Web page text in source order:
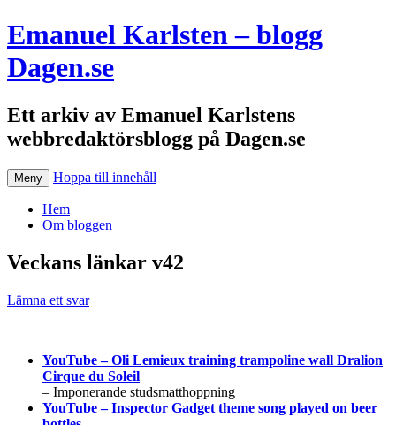
Emanuel Karlsten – blogg
Dagen.se
Ett arkiv av Emanuel Karlstens
webbredaktörsblogg på Dagen.se
Meny Hoppa till innehåll
Hem
Om bloggen
Veckans länkar v42
Lämna ett svar
YouTube – Oli Lemieux training trampoline wall Dralion
Cirque du Soleil
– Imponerande studsmatthoppning
YouTube – Inspector Gadget theme song played on beer